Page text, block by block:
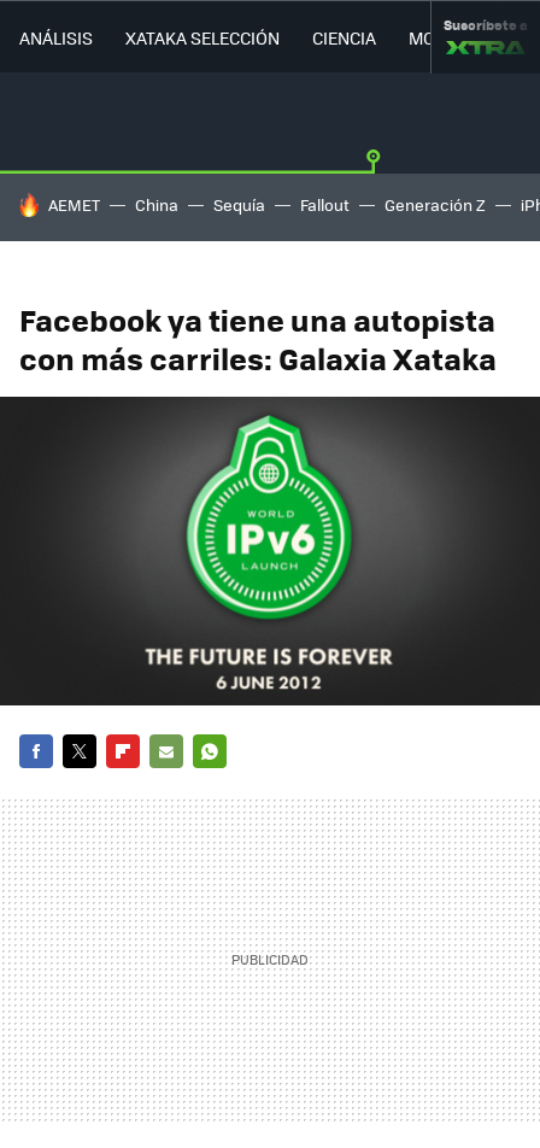
ANÁLISIS XATAKA SELECCIÓN CIENCIA MOVILIDAD
Suscríbete a
HOY SE HABLA DE
AEMET China Sequía Fallout Generación Z
Facebook ya tiene una autopista
con más carriles: Galaxia Xataka
MAIL